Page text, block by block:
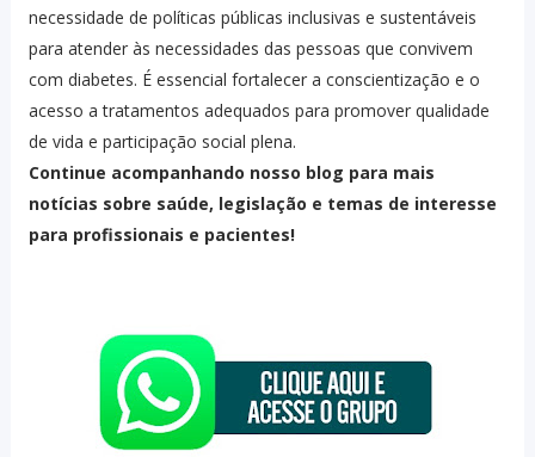
necessidade de políticas públicas inclusivas e sustentáveis ​​
para atender às necessidades das pessoas que convivem
com diabetes. É essencial fortalecer a conscientização e o
acesso a tratamentos adequados para promover qualidade
de vida e participação social plena.
Continue acompanhando nosso blog para mais
notícias sobre saúde, legislação e temas de interesse
para profissionais e pacientes!